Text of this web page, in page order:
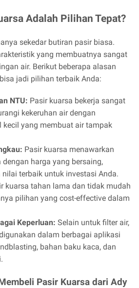
Adalah Pilihan Tepat?
sekedar butiran pasir biasa.
yang membuatnya sangat
air. Berikut beberapa alasan
jadi pilihan terbaik Anda:
NTU: Pasir kuarsa bekerja sangat
kekeruhan air dengan
kecil yang membuat air tampak
Pasir kuarsa menawarkan
harga yang bersaing,
nilai terbaik untuk investasi Anda.
kuarsa tahan lama dan tidak mudah
pilihan yang cost-effective dalam
Keperluan: Selain untuk filter air,
dalam berbagai aplikasi
bahan baku kaca, dan
Pasir Kuarsa dari Ady